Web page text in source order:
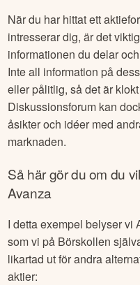
När du har hittat ett
intresserar dig, är det
informationen du delar
Inte all information på
eller pålitlig, så det är
Diskussionsforum kan
åsikter och idéer med
marknaden.
Så här gör du om du
Avanza
I detta exempel belyser vi
som vi på Börskollen
likartad ut för andra
aktier: